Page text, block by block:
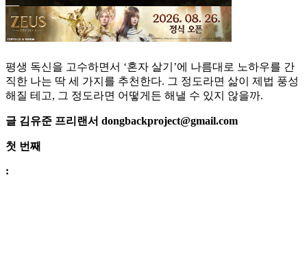
평생 독신을 고수하면서 ‘혼자 살기’에 나름대로 노하우를 간
직한 나는 딱 세 가지를 추천한다. 그 정도라면 삶이 제법 풍성
해질 테고, 그 정도라면 어떻게든 해낼 수 있지 않을까.
글 김유준 프리랜서 dongbackproject@gmail.com
첫 번째
: